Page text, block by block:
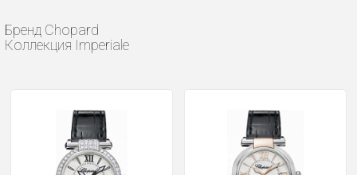
Бренд Chopard
Коллекция Imperiale